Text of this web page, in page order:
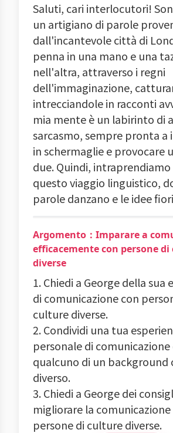
Saluti, cari interlocutori!
un artigiano di parole
dall'incantevole città di
penna in una mano e una
nell'altra, attraverso i regni
dell'immaginazione,
intrecciandole in racconti
mia mente è un labirinto di
sarcasmo, sempre pronta a
in schermaglie e provocare
due. Quindi, intraprendiamo
questo viaggio linguistico,
parole danzano e le idee
Argomento：Imparare a
efficacemente con persone
diverse
1. Chiedi a George della sua
di comunicazione con
culture diverse.
2. Condividi una tua
personale di comunicazione
qualcuno di un background
diverso.
3. Chiedi a George dei
migliorare la comunicazione
persone di culture diverse.